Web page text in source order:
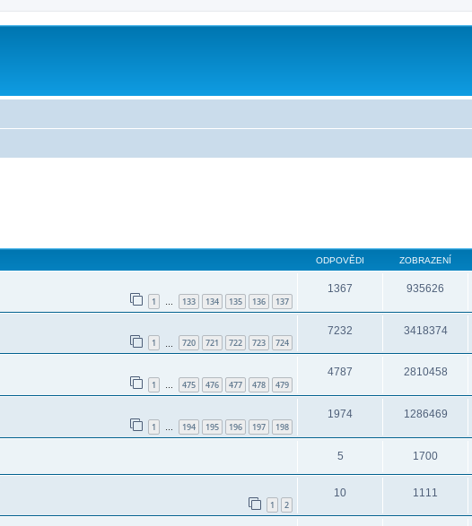
ODPOVĚDI ZOBRAZENÍ
1 … 133 134 135 136 137
1367 935626
1 720 721 722 723 724
7232 3418374
1 … 475 476 477 478 479
4787 2810458
1 … 194 195 196 197 198
1974 1286469
5 1700
1 2
10 1111